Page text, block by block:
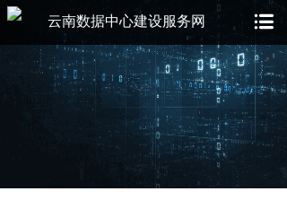
云南数据中心建设服务网